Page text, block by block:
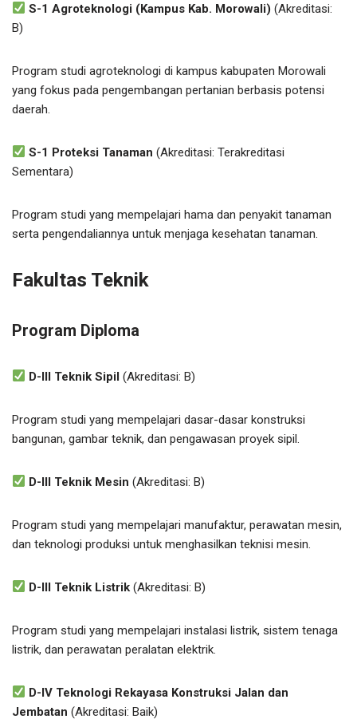
S-1 Agroteknologi (Kampus Kab. Morowali) (Akreditasi:
B)
Program studi agroteknologi di kampus kabupaten Morowali
yang fokus pada pengembangan pertanian berbasis potensi
daerah.
S-1 Proteksi Tanaman (Akreditasi: Terakreditasi
Sementara)
Program studi yang mempelajari hama dan penyakit tanaman
serta pengendaliannya untuk menjaga kesehatan tanaman.
Fakultas Teknik
Program Diploma
D-III Teknik Sipil (Akreditasi: B)
Program studi yang mempelajari dasar-dasar konstruksi
bangunan, gambar teknik, dan pengawasan proyek sipil.
D-III Teknik Mesin (Akreditasi: B)
Program studi yang mempelajari manufaktur, perawatan mesin,
dan teknologi produksi untuk menghasilkan teknisi mesin.
D-III Teknik Listrik (Akreditasi: B)
Program studi yang mempelajari instalasi listrik, sistem tenaga
listrik, dan perawatan peralatan elektrik.
D-IV Teknologi Rekayasa Konstruksi Jalan dan
Jembatan (Akreditasi: Baik)